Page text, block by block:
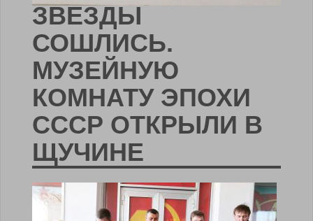
ЗВЕЗДЫ
СОШЛИСЬ.
МУЗЕЙНУЮ
КОМНАТУ ЭПОХИ
СССР ОТКРЫЛИ В
ЩУЧИНЕ